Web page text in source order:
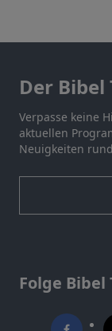
Der
Verpasse keine
aktuellen
Neuigkeiten
Folge